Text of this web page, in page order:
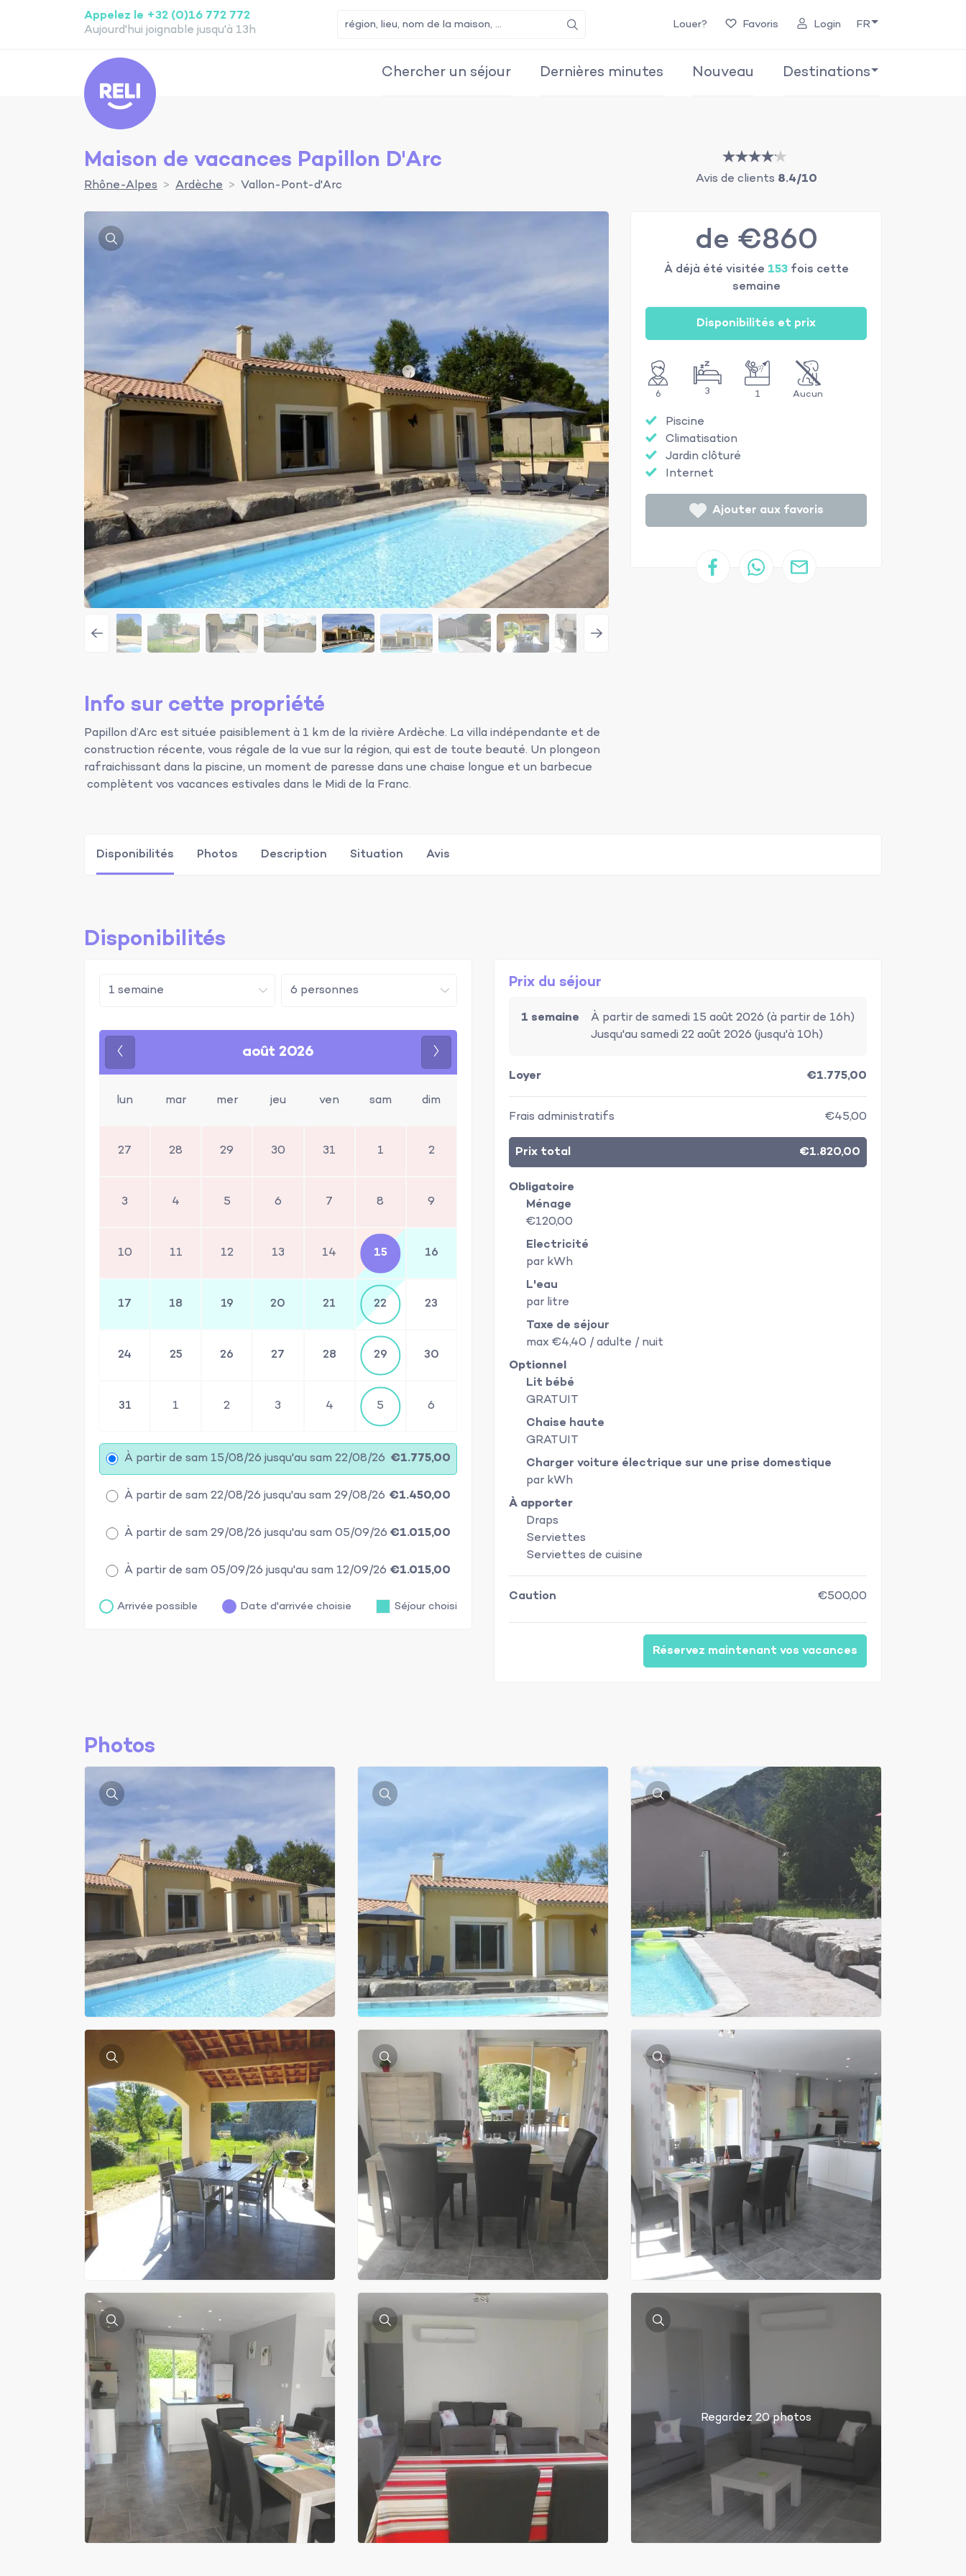
Reli
Appelez le +32 (0)16 772 772
Aujourd'hui joignable jusqu'à 13h
Recherche Louer? Favoris Login FR
Chercher un séjour Dernières minutes Nouveau Destinations
Avis de clients 8.4/10
Rhône-Alpes Ardèche Vallon-Pont-d'Arc
Maison de vacances Papillon D'Arc
6 3 1 Aucun
Piscine
Climatisation
Jardin clôturé
Internet
de €860
À déjà été visitée 153fois cette
semaine
Disponibilités et prix
Ajouter aux favoris
Info sur cette propriété
Papillon d’Arc est située paisiblement à 1 km de la rivière Ardèche. La villa indépendante et de
construction récente, vous régale de la vue sur la région, qui est de toute beauté. Un plongeon
rafraichissant dans la piscine, un moment de paresse dans une chaise longue et un barbecue
complètent vos vacances estivales dans le Midi de la Franc.
Disponibilités Photos Description Situation Avis
Disponibilités
août 2026
lun mar mer jeu ven sam dim
27 28 29 30 31 1 2
3 4 5 6 7 8 9
10 11 12 13 14 15 16
17 18 19 20 21 22 23
24 25 26 27 28 29 30
31 1 2 3 4 5 6
À partir de sam 15/08/26 jusqu'au sam 22/08/26 €1.775,00
À partir de sam 22/08/26 jusqu'au sam 29/08/26 €1.450,00
À partir de sam 29/08/26 jusqu'au sam 05/09/26 €1.015,00
À partir de sam 05/09/26 jusqu'au sam 12/09/26 €1.015,00
Arrivée possible Date d'arrivée choisie Séjour choisi
Prix du séjour
1 semaine
À partir de samedi 15 août 2026 (à partir de 16h)
Jusqu'au samedi 22 août 2026 (jusqu'à 10h)
Loyer €1.775,00
Frais administratifs €45,00
Prix total €1.820,00
Obligatoire
Ménage
€120,00
Electricité
par kWh
L'eau
par litre
Taxe de séjour
max €4,40 / adulte / nuit
Optionnel
Lit bébé
GRATUIT
Chaise haute
GRATUIT
Charger voiture électrique sur une prise domestique
par kWh
À apporter
Draps
Serviettes
Serviettes de cuisine
Caution €500,00
Réservez maintenant vos vacances
Photos
Regardez 20 photos